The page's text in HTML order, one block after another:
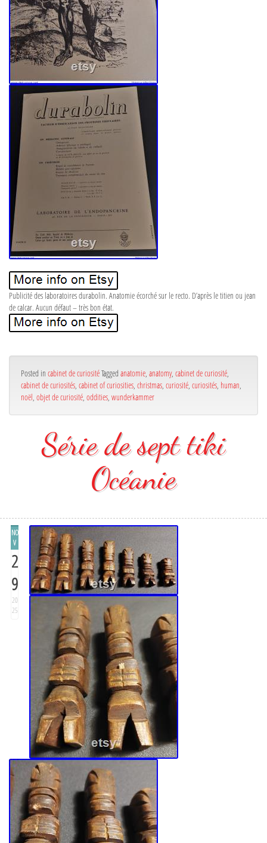
Publicité des laboratoires durabolin. Anatomie écorché sur le recto. D’après le titien ou jean
de calcar. Aucun défaut – très bon état.
Posted in cabinet de curiositéTagged anatomie, anatomy, cabinet de curiosité,
cabinet de curiosités, cabinet of curiosities, christmas, curiosité, curiosités, human,
noël, objet de curiosité, oddities, wunderkammer
Série de sept tiki
Océanie
NO
V
2
9
20
25